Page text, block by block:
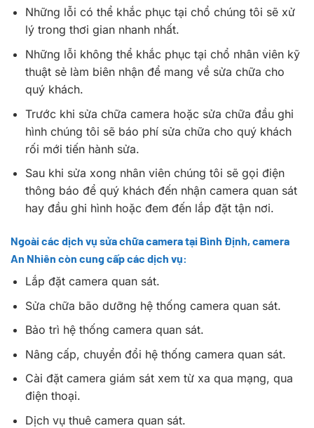
Những lỗi có thể khắc phục tại chổ chúng tôi sẽ xử
lý trong thơi gian nhanh nhất.
Những lỗi không thể khắc phục tại chổ nhân viên kỹ
thuật sẻ làm biên nhận để mang về sửa chữa cho
quý khách.
Trước khi sửa chữa camera hoặc sửa chữa đầu ghi
hình chúng tôi sẽ báo phí sửa chữa cho quý khách
rối mới tiến hành sửa.
Sau khi sửa xong nhân viên chúng tôi sẽ gọi điện
thông báo để quý khách đến nhận camera quan sát
hay đầu ghi hình hoặc đem đến lắp đặt tận nơi.
Ngoài các dịch vụ sửa chữa camera tại Bình Định, camera
An Nhiên còn cung cấp các dịch vụ:
Lắp đặt camera quan sát.
Sửa chữa bão dưỡng hệ thống camera quan sát.
Bảo trì hệ thống camera quan sát.
Nâng cấp, chuyển đổi hệ thống camera quan sát.
Cài đặt camera giám sát xem từ xa qua mạng, qua
điện thoại.
Dịch vụ thuê camera quan sát.